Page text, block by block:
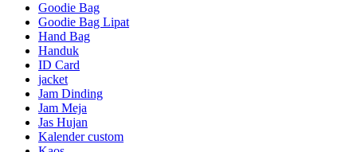
Goodie Bag
Goodie Bag Lipat
Hand Bag
Handuk
ID Card
jacket
Jam Dinding
Jam Meja
Jas Hujan
Kalender custom